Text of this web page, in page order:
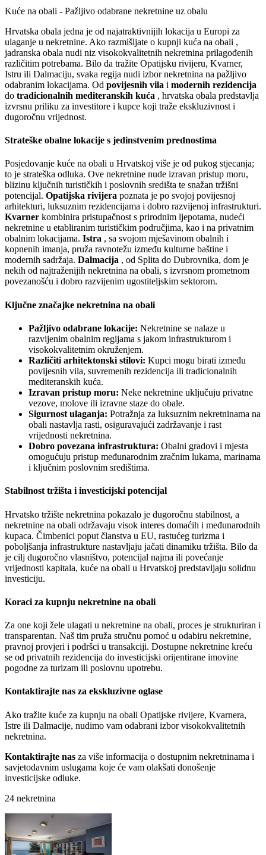
Kuće na obali - Pažljivo odabrane nekretnine uz obalu
Hrvatska obala jedna je od najatraktivnijih lokacija u Europi za
ulaganje u nekretnine. Ako razmišljate o kupnji kuća na obali ,
jadranska obala nudi niz visokokvalitetnih nekretnina prilagođenih
različitim potrebama. Bilo da tražite Opatijsku rivijeru, Kvarner,
Istru ili Dalmaciju, svaka regija nudi izbor nekretnina na pažljivo
odabranim lokacijama. Od povijesnih vila i modernih rezidencija
do tradicionalnih mediteranskih kuća , hrvatska obala predstavlja
izvrsnu priliku za investitore i kupce koji traže ekskluzivnost i
dugoročnu vrijednost.
Strateške obalne lokacije s jedinstvenim prednostima
Posjedovanje kuće na obali u Hrvatskoj više je od pukog stjecanja;
to je strateška odluka. Ove nekretnine nude izravan pristup moru,
blizinu ključnih turističkih i poslovnih središta te snažan tržišni
potencijal. Opatijska rivijera poznata je po svojoj povijesnoj
arhitekturi, luksuznim rezidencijama i dobro razvijenoj infrastrukturi.
Kvarner kombinira pristupačnost s prirodnim ljepotama, nudeći
nekretnine u etabliranim turističkim područjima, kao i na privatnim
obalnim lokacijama. Istra , sa svojom mješavinom obalnih i
kopnenih imanja, pruža ravnotežu između kulturne baštine i
modernih sadržaja. Dalmacija , od Splita do Dubrovnika, dom je
nekih od najtraženijih nekretnina na obali, s izvrsnom prometnom
povezanošću i dobro razvijenim ugostiteljskim sektorom.
Ključne značajke nekretnina na obali
Pažljivo odabrane lokacije: Nekretnine se nalaze u
razvijenim obalnim regijama s jakom infrastrukturom i
visokokvalitetnim okruženjem.
Različiti arhitektonski stilovi: Kupci mogu birati između
povijesnih vila, suvremenih rezidencija ili tradicionalnih
mediteranskih kuća.
Izravan pristup moru: Neke nekretnine uključuju privatne
vezove, molove ili izravne staze do obale.
Sigurnost ulaganja: Potražnja za luksuznim nekretninama na
obali nastavlja rasti, osiguravajući zadržavanje i rast
vrijednosti nekretnina.
Dobro povezana infrastruktura: Obalni gradovi i mjesta
omogućuju pristup međunarodnim zračnim lukama, marinama
i ključnim poslovnim središtima.
Stabilnost tržišta i investicijski potencijal
Hrvatsko tržište nekretnina pokazalo je dugoročnu stabilnost, a
nekretnine na obali održavaju visok interes domaćih i međunarodnih
kupaca. Čimbenici poput članstva u EU, rastućeg turizma i
poboljšanja infrastrukture nastavljaju jačati dinamiku tržišta. Bilo da
je cilj dugoročno vlasništvo, potencijal najma ili povećanje
vrijednosti kapitala, kuće na obali u Hrvatskoj predstavljaju solidnu
investiciju.
Koraci za kupnju nekretnine na obali
Za one koji žele ulagati u nekretnine na obali, proces je strukturiran i
transparentan. Naš tim pruža stručnu pomoć u odabiru nekretnine,
pravnoj provjeri i podršci u transakciji. Dostupne nekretnine kreću
se od privatnih rezidencija do investicijski orijentirane imovine
pogodne za turizam ili poslovnu upotrebu.
Kontaktirajte nas za ekskluzivne oglase
Ako tražite kuće za kupnju na obali Opatijske rivijere, Kvarnera,
Istre ili Dalmacije, nudimo vam odabrani izbor visokokvalitetnih
nekretnina.
Kontaktirajte nas za više informacija o dostupnim nekretninama i
savjetodavnim uslugama koje će vam olakšati donošenje
investicijske odluke.
24 nekretnina